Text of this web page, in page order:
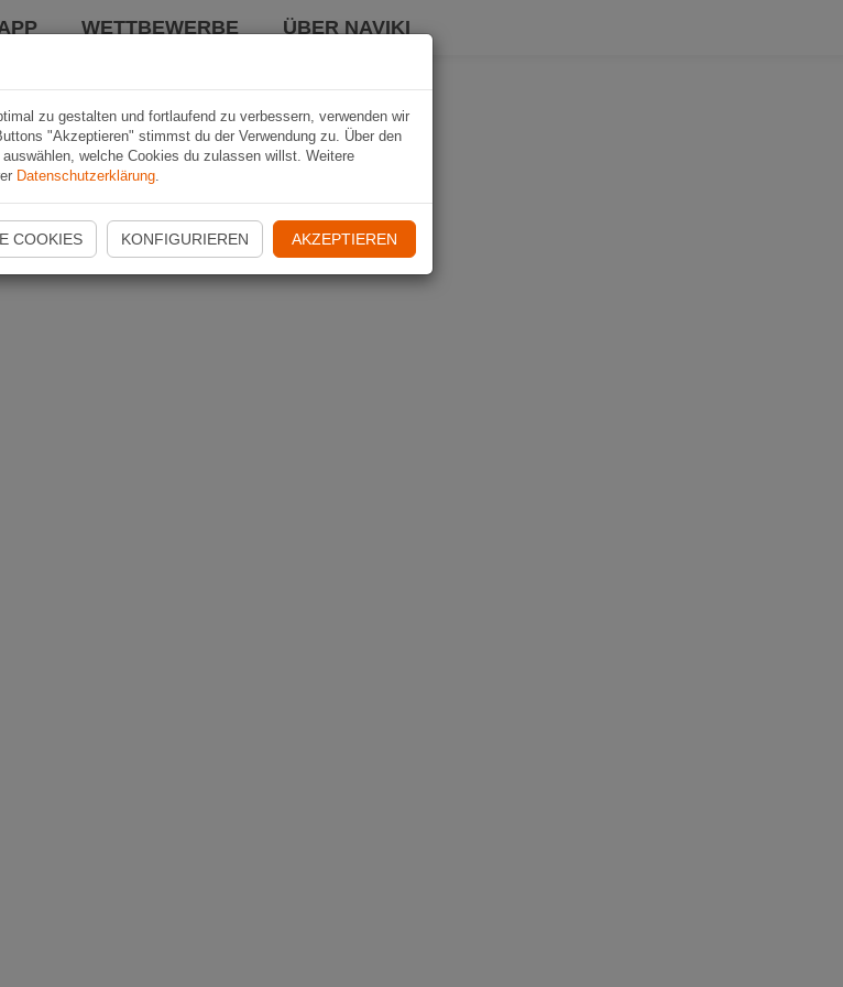
WETTBEWERBE ÜBER NAVIKI
zu gestalten und fortlaufend zu verbessern, verwenden wir
"Akzeptieren" stimmst du der Verwendung zu. Über den
welche Cookies du zulassen willst. Weitere
Datenschutzerklärung.
COOKIES KONFIGURIEREN AKZEPTIEREN